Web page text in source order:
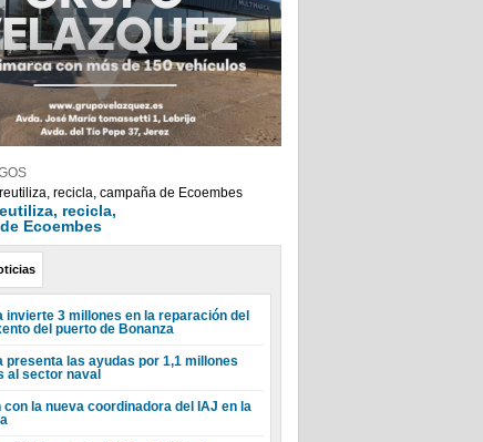
recicla,
Ecoembes
invierte 3 millones en la reparación del
del puerto de Bonanza
presenta las ayudas por 1,1 millones
al sector naval
con la nueva coordinadora del IAJ en la